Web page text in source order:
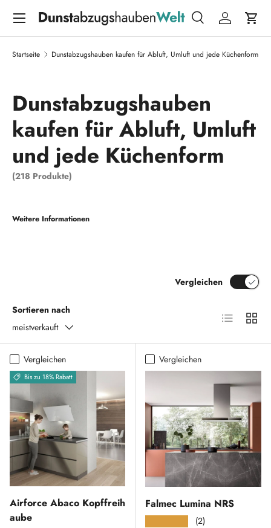
DIREKT ZUM INHALT
Suchen
SucheEinloggen
Menü
Startseite Dunstabzugshauben kaufen für Abluft, Umluft und jede Küchenform
Dunstabzugshauben
kaufen für Abluft, Umluft
und jede Küchenform
(218 Produkte)
Weitere Informationen
Sortieren nach
meistverkauft
Vergleichen
Produktliste
Vergleichen
Bis zu 18% Rabatt
Airforce Abaco Kopffreih
aube
Vergleichen
Falmec Lumina NRS
(2)